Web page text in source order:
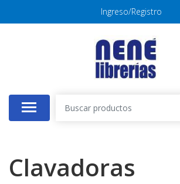
Ingreso/Registro
Clavadoras